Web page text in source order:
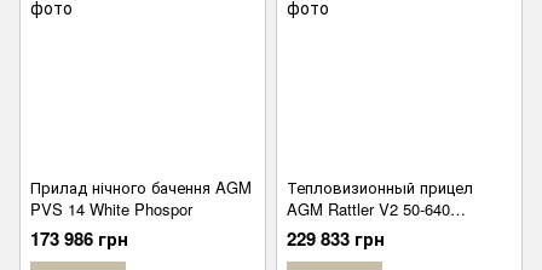
Прилад нічного бачення AGM
PVS 14 White Phospor
173 986 грн
Тепловизионный прицел
AGM Rattler V2 50-640
Тепловизор
229 833 грн